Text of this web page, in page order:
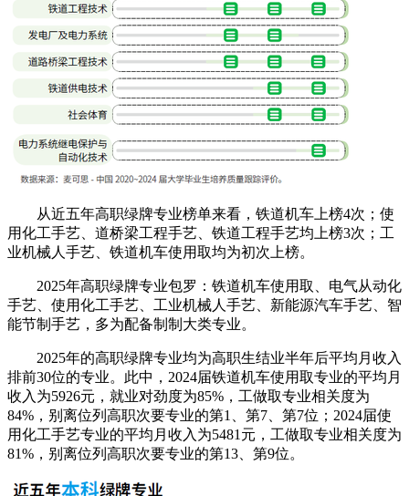
从近五年高职绿牌专业榜单来看，铁道机车上榜4次；使
用化工手艺、道桥梁工程手艺、铁道工程手艺均上榜3次；工
业机械人手艺、铁道机车使用取均为初次上榜。
2025年高职绿牌专业包罗：铁道机车使用取、电气从动化
手艺、使用化工手艺、工业机械人手艺、新能源汽车手艺、智
能节制手艺，多为配备制制大类专业。
2025年的高职绿牌专业均为高职生结业半年后平均月收入
排前30位的专业。此中，2024届铁道机车使用取专业的平均月
收入为5926元，就业对劲度为85%，工做取专业相关度为
84%，别离位列高职次要专业的第1、第7、第7位；2024届使
用化工手艺专业的平均月收入为5481元，工做取专业相关度为
81%，别离位列高职次要专业的第13、第9位。